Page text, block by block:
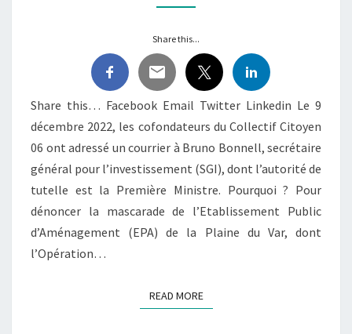
LA
DURABLE
SÉRIEUX
Share this...
Share this… Facebook Email Twitter Linkedin Le 9
décembre 2022, les cofondateurs du Collectif Citoyen
06 ont adressé un courrier à Bruno Bonnell, secrétaire
général pour l’investissement (SGI), dont l’autorité de
tutelle est la Première Ministre. Pourquoi ? Pour
dénoncer la mascarade de l’Etablissement Public
d’Aménagement (EPA) de la Plaine du Var, dont
l’Opération…
READ MOREREAD MORE